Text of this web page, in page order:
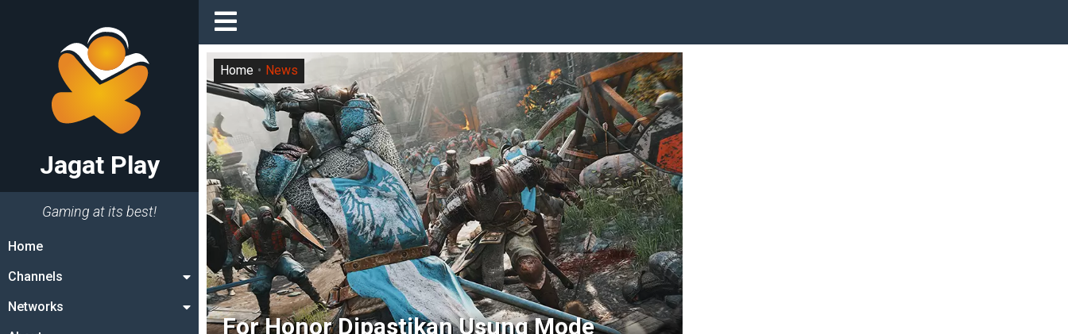
Jagat Play
Gaming at its best!
Home
Channels
Networks
For Honor Dipastikan Usung Mode
Home News